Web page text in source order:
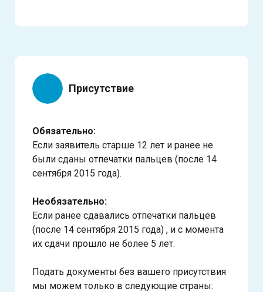
Присутствие
Обязательно:
Если заявитель старше 12 лет и ранее не
были сданы отпечатки пальцев (после 14
сентября 2015 года).
Необязательно:
Если ранее сдавались отпечатки пальцев
(после 14 сентября 2015 года) , и с момента
их сдачи прошло не более 5 лет.
Подать документы без вашего присутствия
мы можем только в следующие страны: